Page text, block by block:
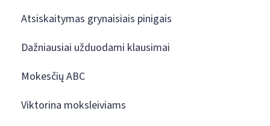
Atsiskaitymas grynaisiais pinigais
Dažniausiai užduodami klausimai
Mokesčių ABC
Viktorina moksleiviams